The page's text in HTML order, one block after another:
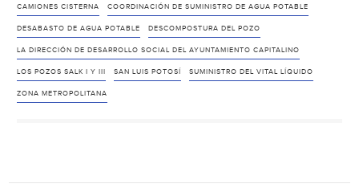
del
agua
en
SLP.
Balcones
CAMIONES CISTERNA COORDINACIÓN DE SUMINISTRO DE AGUA POTABLE
DESABASTO DE AGUA POTABLE DESCOMPOSTURA DEL POZO
LA DIRECCIÓN DE DESARROLLO SOCIAL DEL AYUNTAMIENTO CAPITALINO
LOS POZOS SALK I Y III SAN LUIS POTOSÍ SUMINISTRO DEL VITAL LÍQUIDO
ZONA METROPOLITANA